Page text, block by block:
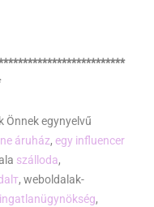
Önnek egynyelvű
áruház, egy influencer
szálloda,
, weboldalak-
ingatlanügynökség,